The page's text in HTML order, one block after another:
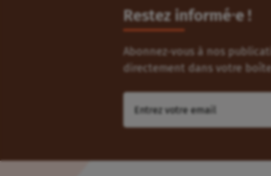
Restez informé⸱e !
Abonnez-vous à nos
directement dans votre boîte